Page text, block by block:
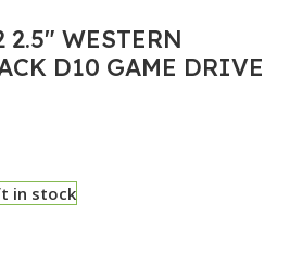
WESTERN
D10 GAME DRIVE
in stock